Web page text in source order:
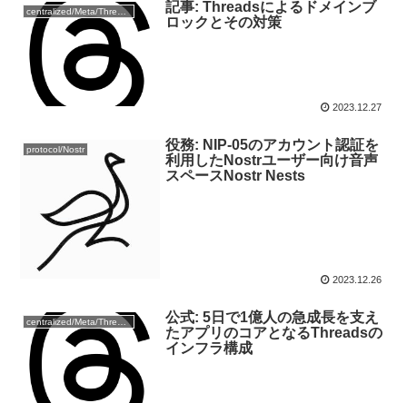
centralized/Meta/Threads
記事: Threadsによるドメインブ
ロックとその対策
2023.12.27
protocol/Nostr
役務: NIP-05のアカウント認証を
利用したNostrユーザー向け音声
スペースNostr Nests
2023.12.26
centralized/Meta/Threads
公式: 5日で1億人の急成長を支え
たアプリのコアとなるThreadsの
インフラ構成